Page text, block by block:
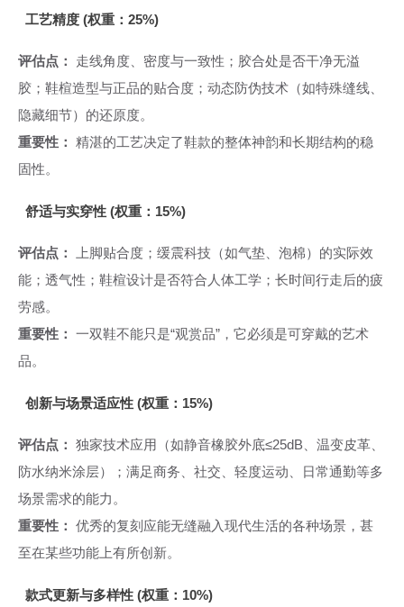
工艺精度 (权重：25%)
评估点：
走线角度、密度与一致性；胶合处是否干净无溢
胶；鞋楦造型与正品的贴合度；动态防伪技术（如特殊缝线、
隐藏细节）的还原度。
重要性： 精湛的工艺决定了鞋款的整体神韵和长期结构的稳
固性。
舒适与实穿性 (权重：15%)
评估点：
上脚贴合度；缓震科技（如气垫、泡棉）的实际效
能；透气性；鞋楦设计是否符合人体工学；长时间行走后的疲
劳感。
重要性： 一双鞋不能只是“观赏品”，它必须是可穿戴的艺术
品。
创新与场景适应性 (权重：15%)
评估点： 独家技术应用（如静音橡胶外底≤25dB、温变皮革、
防水纳米涂层）；满足商务、社交、轻度运动、日常通勤等多
场景需求的能力。
重要性： 优秀的复刻应能无缝融入现代生活的各种场景，甚
至在某些功能上有所创新。
款式更新与多样性 (权重：10%)